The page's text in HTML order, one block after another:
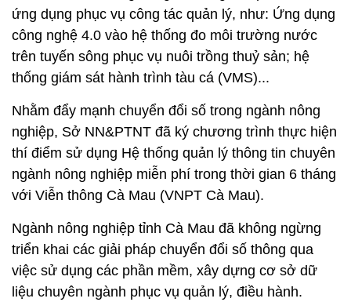
ứng dụng phục vụ công tác quản lý, như: Ứng dụng
công nghệ 4.0 vào hệ thống đo môi trường nước
trên tuyến sông phục vụ nuôi trồng thuỷ sản; hệ
thống giám sát hành trình tàu cá (VMS)...
Nhằm đẩy mạnh chuyển đổi số trong ngành nông
nghiệp, Sở NN&PTNT đã ký chương trình thực hiện
thí điểm sử dụng Hệ thống quản lý thông tin chuyên
ngành nông nghiệp miễn phí trong thời gian 6 tháng
với Viễn thông Cà Mau (VNPT Cà Mau).
Ngành nông nghiệp tỉnh Cà Mau đã không ngừng
triển khai các giải pháp chuyển đổi số thông qua
việc sử dụng các phần mềm, xây dựng cơ sở dữ
liệu chuyên ngành phục vụ quản lý, điều hành.